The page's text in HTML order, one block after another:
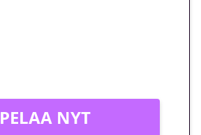
PELAA NYT